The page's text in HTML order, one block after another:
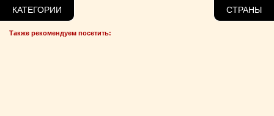
КАТЕГОРИИ СТРАНЫ
Также рекомендуем посетить: